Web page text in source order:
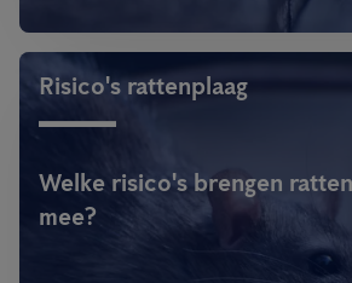
Risico's rattenplaag
Welke risico's brengen
mee?